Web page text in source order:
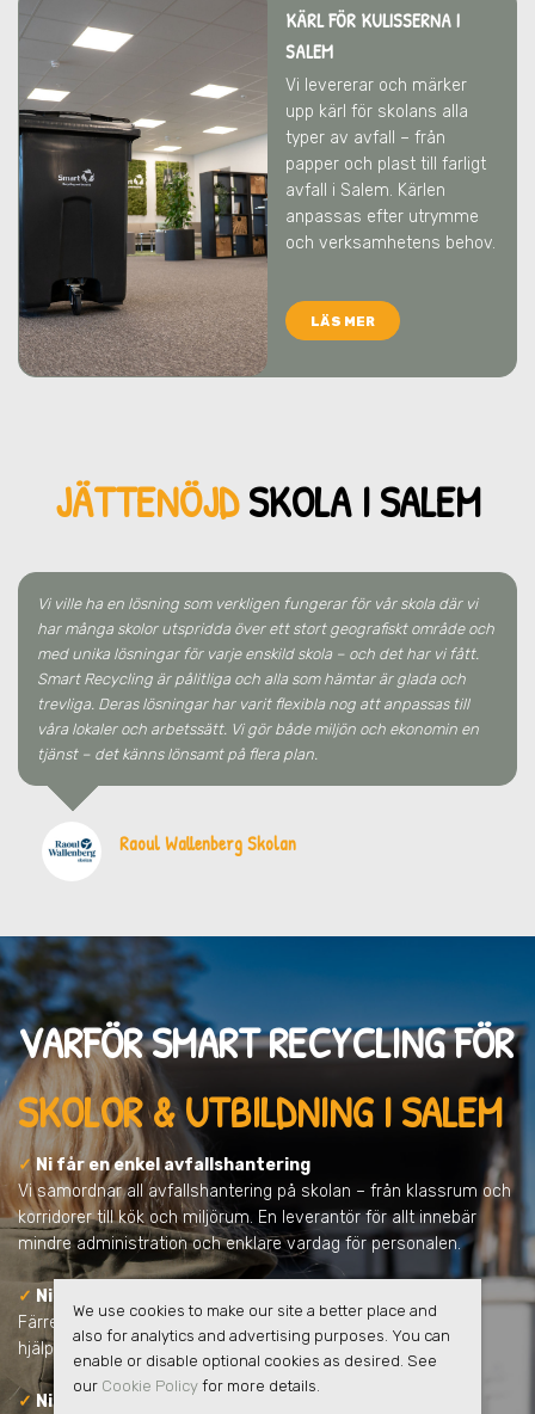
KÄRL FÖR KULISSERNA I
SALEM
Vi levererar och märker
upp kärl för skolans alla
typer av avfall – från
papper och plast till farligt
avfall i Salem. Kärlen
anpassas efter utrymme
och verksamhetens behov.
LÄS MER
JÄTTENÖJDSKOLA I SALEM
Vi ville ha en lösning som verkligen fungerar för vår skola där vi
har många skolor utspridda över ett stort geografiskt område och
med unika lösningar för varje enskild skola – och det har vi fått.
Smart Recycling är pålitliga och alla som hämtar är glada och
trevliga. Deras lösningar har varit flexibla nog att anpassas till
våra lokaler och arbetssätt. Vi gör både miljön och ekonomin en
tjänst – det känns lönsamt på flera plan.
Raoul Wallenberg Skolan
VARFÖR SMART RECYCLING FÖR
SKOLOR & UTBILDNING I SALEM
✓ Ni får en enkel avfallshantering
Vi samordnar all avfallshantering på skolan – från klassrum och
korridorer till kök och miljörum. En leverantör för allt innebär
mindre administration och enklare vardag för personalen.
✓ Ni minskar skolans klimatpåverkan
Färre transporter, tydligare sortering och ökad återvinning
hjälper skolan att minska koldioxidutsläppen.
✓ Ni får full kontroll och tydlig rapportering
We use cookies to make our site a better place and
also for analytics and advertising purposes. You can
enable or disable optional cookies as desired. See
our Cookie Policyfor more details.